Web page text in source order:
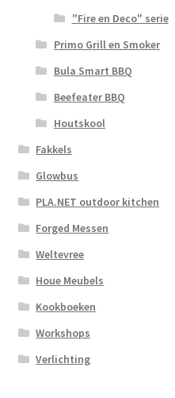
"Fire en Deco" serie
Primo Grill en Smoker
Bula Smart BBQ
Beefeater BBQ
Houtskool
Fakkels
Glowbus
PLA.NET outdoor kitchen
Forged Messen
Weltevree
Houe Meubels
Kookboeken
Workshops
Verlichting